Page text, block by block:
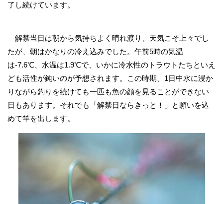
了し続けています。
解禁当日は朝から気持ちよく晴れ渡り、天気こそ上々でし
たが、朝はかなりの冷え込みでした。午前5時の気温
は-7.6℃、水温は1.9℃で、いかに冷水性のトラウトたちといえ
ども活性が鈍いのが予想されます。この時期、1日中水に浸か
りながら釣りを続けても一匹も魚の顔を見ることができない
日もあります。それでも「解禁日ならきっと！」と願いを込
めて竿を出します。